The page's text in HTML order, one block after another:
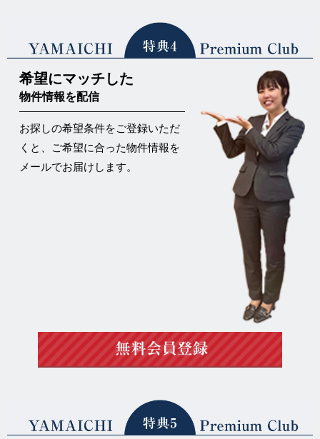
希望にマッチした
物件情報を配信
お探しの希望条件をご登録いただ
くと、ご希望に合った物件情報を
メールでお届けします。